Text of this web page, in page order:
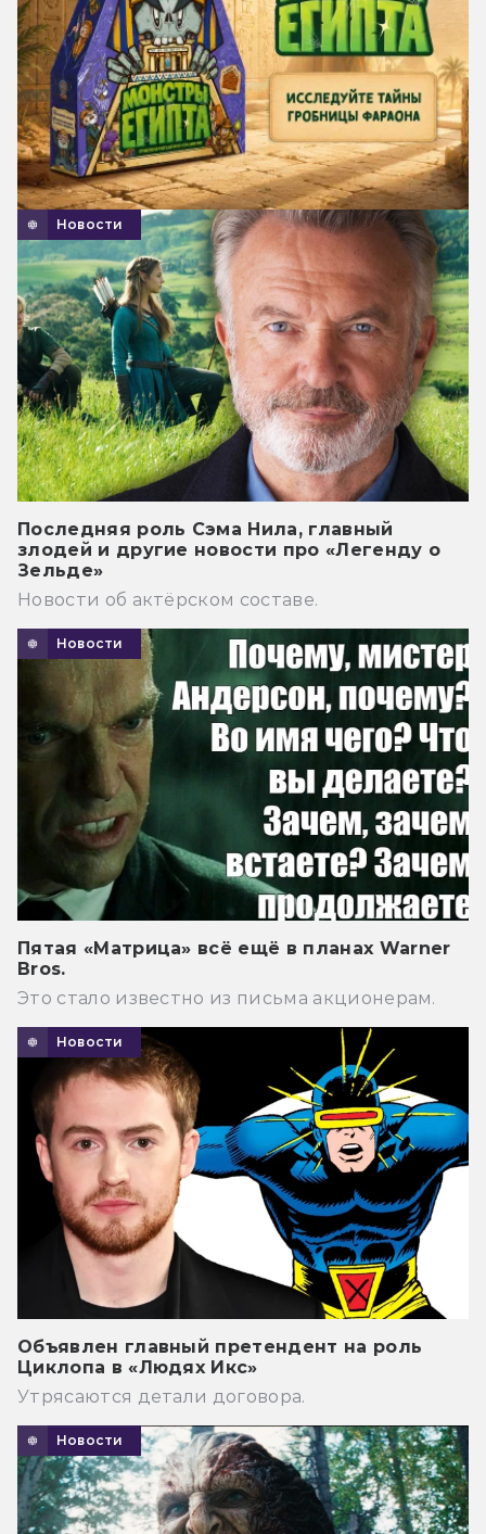
Новости
Последняя роль Сэма Нила, главный
злодей и другие новости про «Легенду о
Зельде»
Новости об актёрском составе.
Новости
Пятая «Матрица» всё ещё в планах Warner
Bros.
Это стало известно из письма акционерам.
Новости
Объявлен главный претендент на роль
Циклопа в «Людях Икс»
Утрясаются детали договора.
Новости